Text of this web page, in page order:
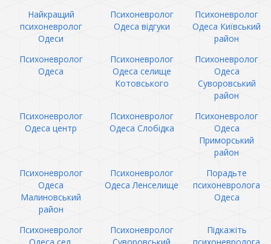
Найкращий
психоневролог
Одеси
Психоневролог
Одеса відгуки
Психоневролог
Одеса Київський
район
Психоневролог
Одеса
Психоневролог
Одеса селище
Котовського
Психоневролог
Одеса
Суворовський
район
Психоневролог
Одеса центр
Психоневролог
Одеса Слобідка
Психоневролог
Одеса
Приморський
район
Психоневролог
Одеса
Малиновський
район
Психоневролог
Одеса Ленселище
Порадьте
психоневролога
Одеса
Психоневролог
Психоневролог
Підкажіть